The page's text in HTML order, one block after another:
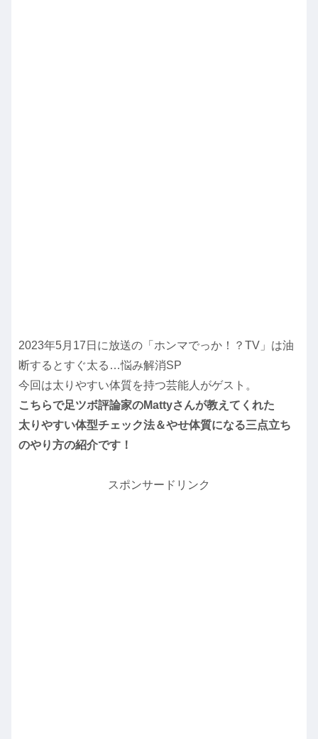
2023年5月17日に放送の「ホンマでっか！？TV」は油
断するとすぐ太る…悩み解消SP
今回は太りやすい体質を持つ芸能人がゲスト。
こちらで足ツボ評論家のMattyさんが教えてくれた
太りやすい体型チェック法＆やせ体質になる三点立ち
のやり方の紹介です！
スポンサードリンク